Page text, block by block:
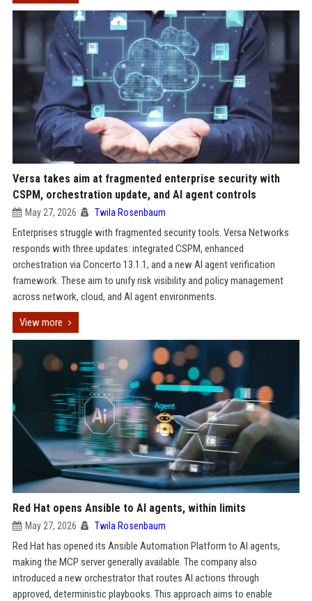
Versa takes aim at fragmented enterprise security with
CSPM, orchestration update, and AI agent controls
May 27, 2026 Twila Rosenbaum
Enterprises struggle with fragmented security tools. Versa Networks
responds with three updates: integrated CSPM, enhanced
orchestration via Concerto 13.1.1, and a new AI agent verification
framework. These aim to unify risk visibility and policy management
across network, cloud, and AI agent environments.
View more
Red Hat opens Ansible to AI agents, within limits
May 27, 2026 Twila Rosenbaum
Red Hat has opened its Ansible Automation Platform to AI agents,
making the MCP server generally available. The company also
introduced a new orchestrator that routes AI actions through
approved, deterministic playbooks. This approach aims to enable